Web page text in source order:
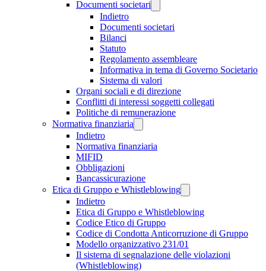
Documenti societari
Indietro
Documenti societari
Bilanci
Statuto
Regolamento assembleare
Informativa in tema di Governo Societario
Sistema di valori
Organi sociali e di direzione
Conflitti di interessi soggetti collegati
Politiche di remunerazione
Normativa finanziaria
Indietro
Normativa finanziaria
MIFID
Obbligazioni
Bancassicurazione
Etica di Gruppo e Whistleblowing
Indietro
Etica di Gruppo e Whistleblowing
Codice Etico di Gruppo
Codice di Condotta Anticorruzione di Gruppo
Modello organizzativo 231/01
Il sistema di segnalazione delle violazioni
(Whistleblowing)